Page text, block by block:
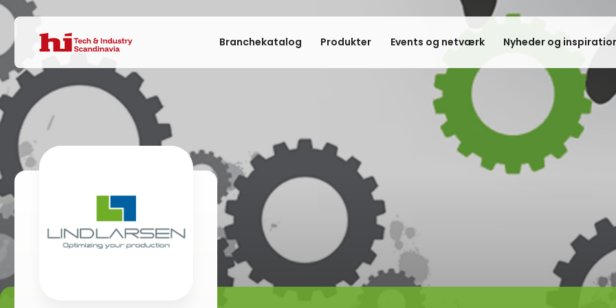
Branchekatalog Produkter Events og netværk Nyheder og